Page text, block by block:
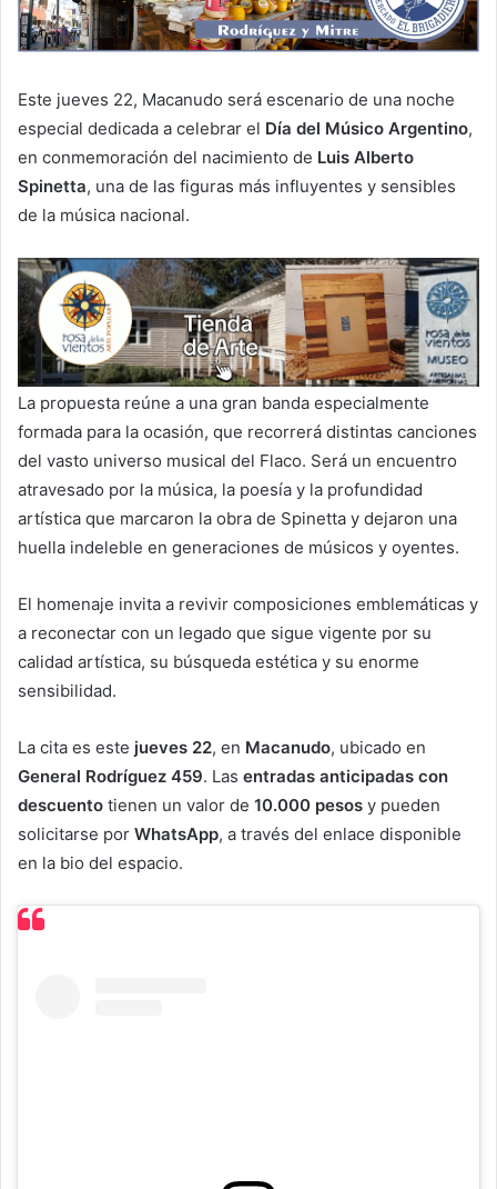
Este jueves 22, Macanudo será escenario de una noche
especial dedicada a celebrar el Día del Músico Argentino,
en conmemoración del nacimiento de Luis Alberto
Spinetta, una de las figuras más influyentes y sensibles
de la música nacional.
La propuesta reúne a una gran banda especialmente
formada para la ocasión, que recorrerá distintas canciones
del vasto universo musical del Flaco. Será un encuentro
atravesado por la música, la poesía y la profundidad
artística que marcaron la obra de Spinetta y dejaron una
huella indeleble en generaciones de músicos y oyentes.
El homenaje invita a revivir composiciones emblemáticas y
a reconectar con un legado que sigue vigente por su
calidad artística, su búsqueda estética y su enorme
sensibilidad.
La cita es este jueves 22, en Macanudo, ubicado en
General Rodríguez 459. Las entradas anticipadas con
descuento tienen un valor de 10.000 pesos y pueden
solicitarse por WhatsApp, a través del enlace disponible
en la bio del espacio.